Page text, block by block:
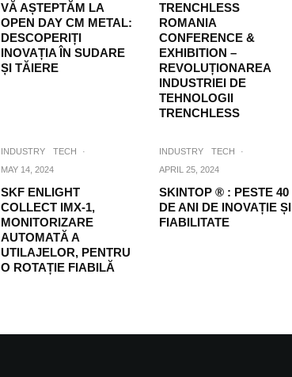
VĂ AȘTEPTĂM LA
OPEN DAY CM METAL:
DESCOPERIȚI
INOVAȚIA ÎN SUDARE
ȘI TĂIERE
TRENCHLESS
ROMANIA
CONFERENCE &
EXHIBITION –
REVOLUȚIONAREA
INDUSTRIEI DE
TEHNOLOGII
TRENCHLESS
INDUSTRY TECH
·
MAY 14, 2024
SKF ENLIGHT
COLLECT IMX-1,
MONITORIZARE
AUTOMATĂ A
UTILAJELOR, PENTRU
O ROTAȚIE FIABILĂ
INDUSTRY TECH
·
APRIL 25, 2024
SKINTOP ® : PESTE 40
DE ANI DE INOVAȚIE ȘI
FIABILITATE